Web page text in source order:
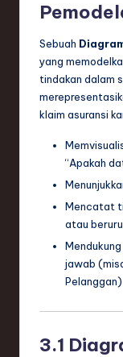
Sebuah
yang
tindakan dalam
klaim asuransi
“Apakah
Mencatat
atau
jawab
Pelanggan)
3.1